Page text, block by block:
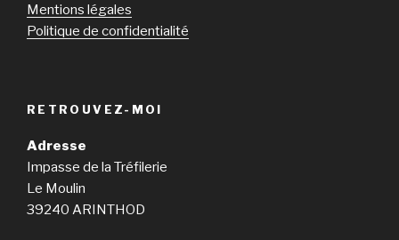
Mentions légales
Politique de confidentialité
RETROUVEZ-MOI
Adresse
Impasse de la Tréfilerie
Le Moulin
39240 ARINTHOD